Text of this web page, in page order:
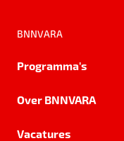
BNNVARA
Programma's
Over BNNVARA
Vacatures